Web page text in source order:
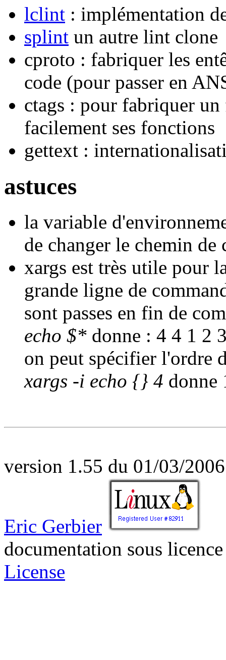
lclint : implémentation
splint un autre lint clone
cproto : fabriquer les
code (pour passer en
ctags : pour fabriquer
facilement ses fonctions
gettext :
astuces
la variable
de changer le chemin de
xargs est très utile pour
grande ligne de
sont passes en fin de
echo $* donne : 4 4 1 2
on peut spécifier l'ordre
xargs -i echo {} 4 donne
version 1.55 du 01/03/2006
Eric Gerbier
documentation sous
License